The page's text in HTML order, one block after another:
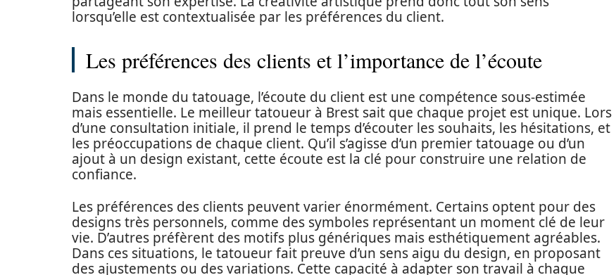
lorsqu’elle est contextualisée par les préférences du client.
Les préférences des clients et l’importance de l’écoute
Dans le monde du tatouage, l’écoute du client est une compétence sous-estimée
mais essentielle. Le meilleur tatoueur à Brest sait que chaque projet est unique. Lors
d’une consultation initiale, il prend le temps d’écouter les souhaits, les hésitations, et
les préoccupations de chaque client. Qu’il s’agisse d’un premier tatouage ou d’un
ajout à un design existant, cette écoute est la clé pour construire une relation de
confiance.
Les préférences des clients peuvent varier énormément. Certains optent pour des
designs très personnels, comme des symboles représentant un moment clé de leur
vie. D’autres préfèrent des motifs plus génériques mais esthétiquement agréables.
Dans ces situations, le tatoueur fait preuve d’un sens aigu du design, en proposant
des ajustements ou des variations. Cette capacité à adapter son travail à chaque